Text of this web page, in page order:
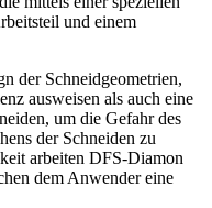
und einem
der Schneidgeometrien,
ausweisen als auch eine
um die Gefahr des
der Schneiden zu
arbeiten DFS-Diamon
dem Anwender eine